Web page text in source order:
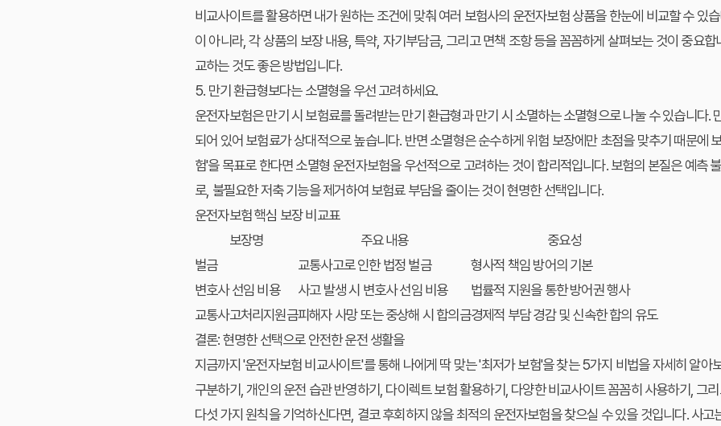
비교사이트를 활용하면 내가 원하는 조건에 맞춰 여러 보험사의 운전자보험 상품을 한눈에 비교할 수 있
이 아니라, 각 상품의 보장 내용, 특약, 자기부담금, 그리고 면책 조항 등을 꼼꼼하게 살펴보는 것이 중요
교하는 것도 좋은 방법입니다.
5. 만기 환급형보다는 소멸형을 우선 고려하세요.
운전자보험은 만기 시 보험료를 돌려받는 만기 환급형과 만기 시 소멸하는 소멸형으로 나눌 수 있습니다.
되어 있어 보험료가 상대적으로 높습니다. 반면 소멸형은 순수하게 위험 보장에만 초점을 맞추기 때문에
험'을 목표로 한다면 소멸형 운전자보험을 우선적으로 고려하는 것이 합리적입니다. 보험의 본질은 예측
로, 불필요한 저축 기능을 제거하여 보험료 부담을 줄이는 것이 현명한 선택입니다.
운전자보험 핵심 보장 비교표
보장명
주요 내용
중요성
벌금
교통사고로 인한 법정 벌금
형사적 책임 방어의 기본
변호사 선임 비용
사고 발생 시 변호사 선임 비용
법률적 지원을 통한 방어권 행사
교통사고처리지원금피해자 사망 또는 중상해 시 합의금경제적 부담 경감 및 신속한 합의 유도
결론: 현명한 선택으로 안전한 운전 생활을
지금까지 '운전자보험 비교사이트'를 통해 나에게 딱 맞는 '최저가 보험'을 찾는 5가지 비법을 자세히 알아
구분하기, 개인의 운전 습관 반영하기, 다이렉트 보험 활용하기, 다양한 비교사이트 꼼꼼히 사용하기, 그
다섯 가지 원칙을 기억하신다면, 결코 후회하지 않을 최적의 운전자보험을 찾으실 수 있을 것입니다. 사고